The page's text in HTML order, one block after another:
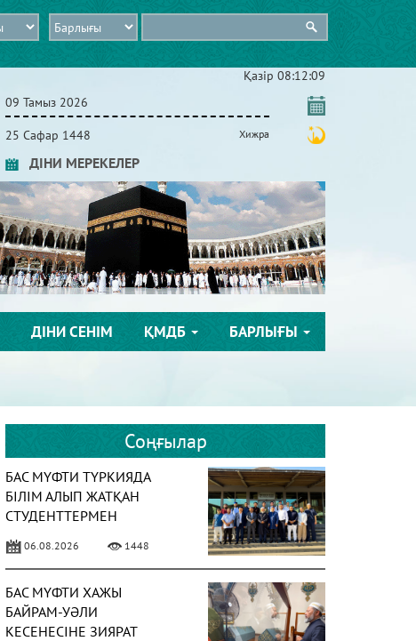
Қазір 08:12:11
09 Тамыз 2026
25 Сафар 1448 Хижра
ДІНИ МЕРЕКЕЛЕР
ДІНИ СЕНІМ ҚМДБ БАРЛЫҒЫ
Соңғылар
БАС МҮФТИ ТҮРКИЯДА
БІЛІМ АЛЫП ЖАТҚАН
СТУДЕНТТЕРМЕН
06.08.2026 1448
БАС МҮФТИ ХАЖЫ
БАЙРАМ-УӘЛИ
КЕСЕНЕСІНЕ ЗИЯРАТ